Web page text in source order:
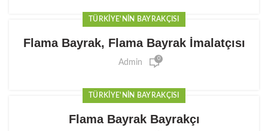
TÜRKIYE'NIN BAYRAKÇISI
Flama Bayrak, Flama Bayrak İmalatçısı
Admin 0
TÜRKIYE'NIN BAYRAKÇISI
Flama Bayrak Bayrakçı